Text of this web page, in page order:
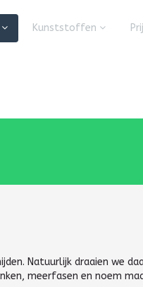
Kunststoffen
Natuurlijk draaien we
meerfasen en noem